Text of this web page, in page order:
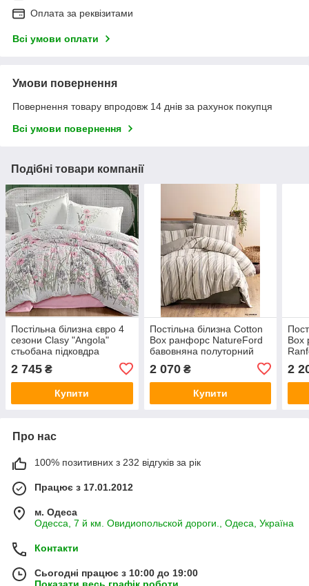
Оплата за реквізитами
Всі умови оплати
Умови повернення
Повернення товару впродовж 14 днів за рахунок покупця
Всі умови повернення
Подібні товари компанії
Постільна білизна євро 4
сезони Clasy "Angola"
стьобана підковдра
Туреччина
2 745 ₴
Купити
Постільна білизна Cotton
Box ранфорс NatureFord
бавовняна полуторний
2 070₴
Купити
Box
2
Про нас
100% позитивних з 232 відгуків за рік
Працює з 17.01.2012
м. Одеса
Одесса, 7 й км. Овидиопольской дороги., Одеса, Україна
Контакти
Сьогодні працює з 10:00 до 19:00